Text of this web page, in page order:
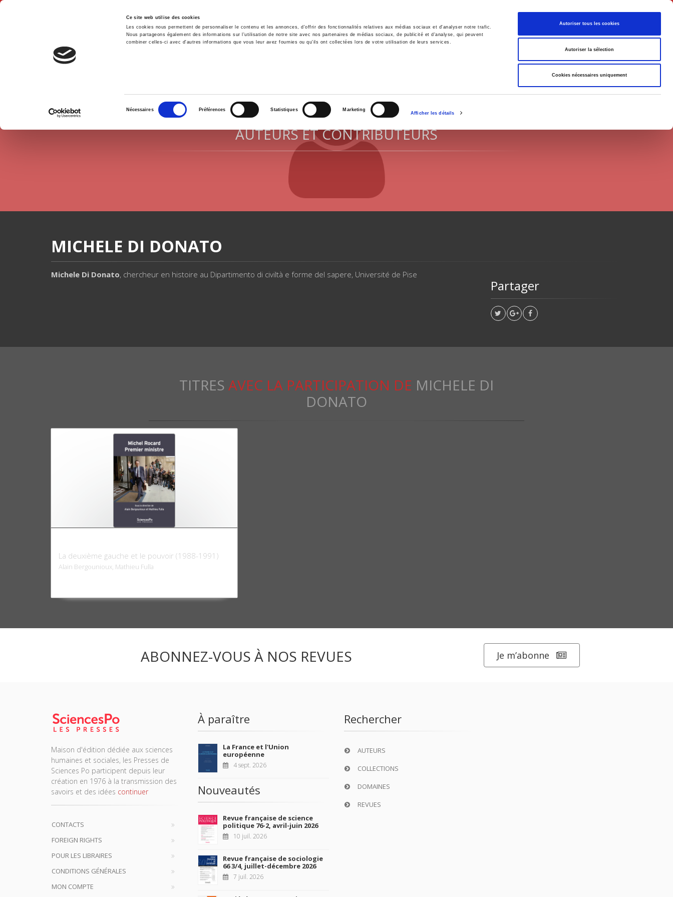
Ce site web utilise des cookies
Les cookies nous permettent de personnaliser le contenu et les annonces, d'offrir des fonctionnalités relatives aux médias sociaux et d'analyser notre trafic.
Nous partageons également des informations sur l'utilisation de notre site avec nos partenaires de médias sociaux, de publicité et d'analyse, qui peuvent
combiner celles-ci avec d'autres informations que vous leur avez fournies ou qu'ils ont collectées lors de votre utilisation de leurs services.
consentement
Nécessaires Préférences Statistiques Marketing
Afficher les détails
Autoriser tous les cookies
Autoriser la sélection
Cookies nécessaires uniquement
Français
Accueil Environnement Histoire International
AUTEURS ET CONTRIBUTEURS
MICHELE DI DONATO
Michele Di Donato, chercheur en histoire au Dipartimento di civiltà e forme del sapere, Université de Pise
Partager
TITRES AVEC LA PARTICIPATION DE MICHELE DI
DONATO
La deuxième gauche et le pouvoir (1988-1991)
Alain Bergounioux, Mathieu Fulla
ABONNEZ-VOUS À NOS REVUES Je m’abonne
Maison d'édition dédiée aux sciences
humaines et sociales, les Presses de
Sciences Po participent depuis leur
création en 1976 à la transmission des
savoirs et des idées continuer
CONTACTS
FOREIGN RIGHTS
POUR LES LIBRAIRES
CONDITIONS GÉNÉRALES
MON COMPTE
À paraître
La France et l'Union
européenne
4 sept. 2026
Nouveautés
Revue française de science
politique 76-2, avril-juin 2026
10 juil. 2026
Revue française de sociologie
66 3/4, juillet-décembre 2026
7 juil. 2026
Rechercher
AUTEURS
COLLECTIONS
DOMAINES
REVUES